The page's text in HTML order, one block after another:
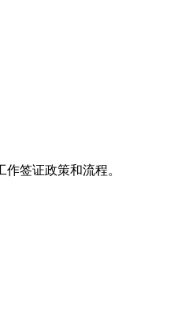
签证政策和流程。